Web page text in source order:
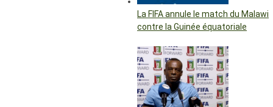
La FIFA annule le match du Malawi
contre la Guinée équatoriale